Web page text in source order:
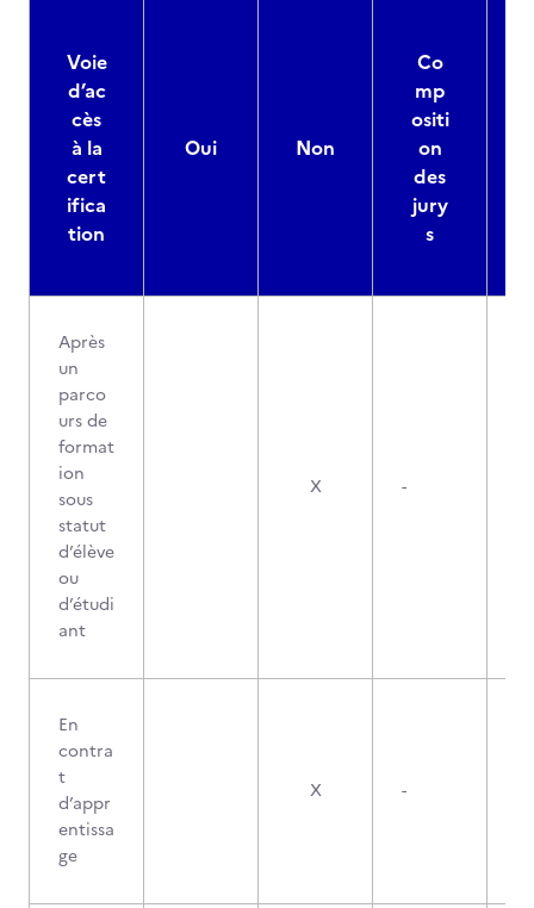
Voie
d’ac
cès
à la
cert
ifica
tion
Oui Non
Co
mp
ositi
on
des
jury
s
Après
un
parco
urs de
format
ion
sous
statut
d’élève
ou
d’étudi
ant
X -
En
contra
t
d’appr
entissa
ge
X -